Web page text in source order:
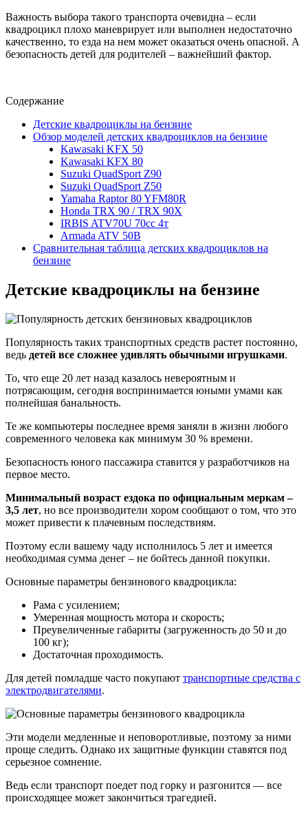
Важность выбора такого транспорта очевидна – если
квадроцикл плохо маневрирует или выполнен недостаточно
качественно, то езда на нем может оказаться очень опасной. А
безопасность детей для родителей – важнейший фактор.
Содержание
Детские квадроциклы на бензине
Обзор моделей детских квадроциклов на бензине
Kawasaki KFX 50
Kawasaki KFX 80
Suzuki QuadSport Z90
Suzuki QuadSport Z50
Yamaha Raptor 80 YFM80R
Honda TRX 90 / TRX 90X
IRBIS ATV70U 70cc 4т
Armada ATV 50B
Сравнительная таблица детских квадроциклов на
бензине
Детские квадроциклы на бензине
Популярность таких транспортных средств растет постоянно,
ведь детей все сложнее удивлять обычными игрушками.
То, что еще 20 лет назад казалось невероятным и
потрясающим, сегодня воспринимается юными умами как
полнейшая банальность.
Те же компьютеры последнее время заняли в жизни любого
современного человека как минимум 30 % времени.
Безопасность юного пассажира ставится у разработчиков на
первое место.
Минимальный возраст ездока по официальным меркам –
3,5 лет, но все производители хором сообщают о том, что это
может привести к плачевным последствиям.
Поэтому если вашему чаду исполнилось 5 лет и имеется
необходимая сумма денег – не бойтесь данной покупки.
Основные параметры бензинового квадроцикла:
Рама с усилением;
Умеренная мощность мотора и скорость;
Преувеличенные габариты (загруженность до 50 и до
100 кг);
Достаточная проходимость.
Для детей помладше часто покупают транспортные средства с
электродвигателями.
Эти модели медленные и неповоротливые, поэтому за ними
проще следить. Однако их защитные функции ставятся под
серьезное сомнение.
Ведь если транспорт поедет под горку и разгонится — все
происходящее может закончиться трагедией.